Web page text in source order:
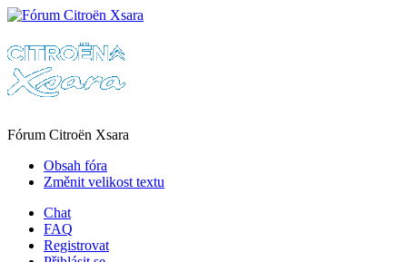
Fórum Citroën Xsara
Obsah fóra
Změnit velikost textu
Chat
FAQ
Registrovat